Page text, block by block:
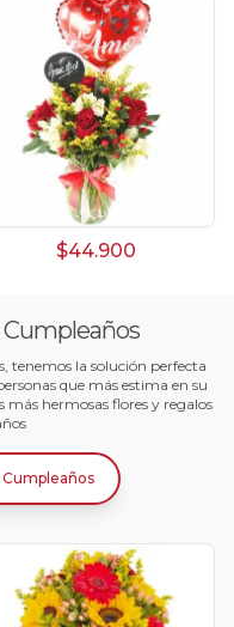
$44.900
Cumpleaños
tenemos la solución perfecta
que más estima en su
más hermosas flores y regalos
Cumpleaños